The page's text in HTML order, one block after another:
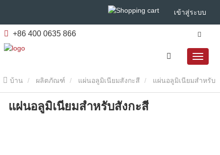
เข้าสู่ระบบ
+86 400 0635 866
บ้าน ผลิตภัณฑ์ แผ่นอลูมิเนียมสังกะสี
สังกะสี
แผ่นอลูมิเนียมสําหรับสังกะสี